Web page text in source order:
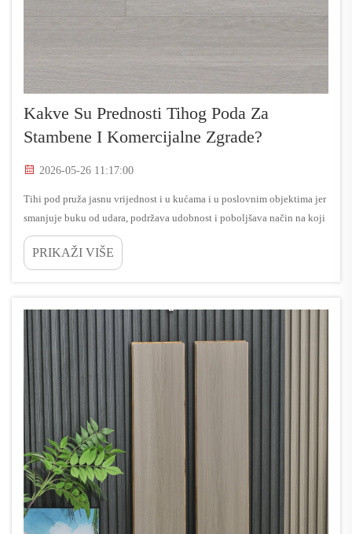
Kakve Su Prednosti Tihog Poda Za
Stambene I Komercijalne Zgrade?
2026-05-26 11:17:00
Tihi pod pruža jasnu vrijednost i u kućama i u poslovnim objektima jer
smanjuje buku od udara, podržava udobnost i poboljšava način na koji
ljudi doživljavaju zajednički unutrašnji prostor. Kada vlasnici
procenjuju dugoročnu performancu zgrade, tihi podni sistemi...
PRIKAŽI VIŠE